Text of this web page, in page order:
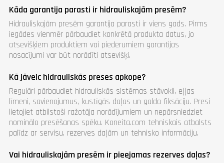
Kāda garantija parasti ir hidrauliskajām presēm?
Hidrauliskajām presēm garantija parasti ir viens gads. Pirms
iegādes vienmēr pārbaudiet konkrētā produkta datus, jo
atsevišķiem produktiem vai piederumiem garantijas
nosacījumi var būt norādīti atsevišķi.
Kā jāveic hidrauliskās preses apkope?
Regulāri pārbaudiet hidrauliskās sistēmas stāvokli, eļļas
līmeni, savienojumus, kustīgās daļas un galda fiksāciju. Presi
lietojiet atbilstoši ražotāja norādījumiem un nepārsniedziet
nominālo presēšanas spēku. Koneita.com tehniskais atbalsts
palīdz ar servisu, rezerves daļām un tehnisko informāciju.
Vai hidrauliskajām presēm ir pieejamas rezerves daļas?